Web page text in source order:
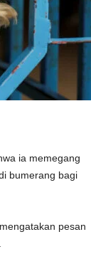
ia memegang
bumerang bagi
pesan